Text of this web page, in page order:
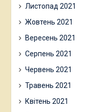
Листопад 2021
Жовтень 2021
Вересень 2021
Серпень 2021
Червень 2021
Травень 2021
Квітень 2021